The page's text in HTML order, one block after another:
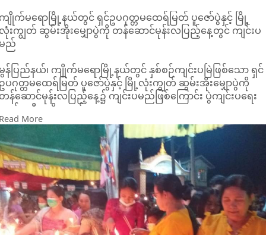
ျိုက်မရောမြို့နယ်တွင် ရှင်ဥပဂုတ္တမထေရ်မြတ် ပူဇော်ပွဲနှင့် မြို့
းကျွတ် ဆွမ်းအိုးမျှောပွဲကို တန်ဆောင်မုန်းလပြည့်နေ့တွင် ကျင်းပ
ည်
န်ပြည်နယ်၊ ကျိုက်မရောမြို့နယ်တွင် နှစ်စဉ်ကျင်းပမြဲဖြစ်သော ရှင်
ပဂုတ္တမထေရ်မြတ် ပူဇော်ပွဲနှင့် မြို့လုံးကျွတ် ဆွမ်းအိုးမျှောပွဲကို
န်ဆောင်မုန်းလပြည့်နေ့၌ ကျင်းပမည်ဖြစ်ကြောင်း ပွဲကျင်းပရေး
ော်မတီမှ သိရသည်။
န်ပြည်နယ်၊ ကျိုက်မရောမြို့၌ နှစ်စဉ်ကျင်းပမြဲဖြစ်သော မြို့
းကျွတ်ဆွမ်းအိုးမျှောပွဲကြီးကို တန်ဆောင်မုန်းလပြည့်နေ့အရုဏ်
တ်ချိန်၌ အတ္တရံမြစ်ကမ်းနားရှိ ရှင်ဥပဂုတ္တမထေရ် မြတ်ကြီး
ျောင်းဆောင်ရှေ့၌ ကျင်းပပြုလုပ်မည်ဖြစ်ကြောင်း သိရသည်။
ဆိုပါ မြို့လုံးကျွတ်ဆွမ်းအိုးမျှောပွဲကို နှစ်စဉ်နှစ်တိုင်း ရိုးရာမပျက်
ည်ကားသိုက်မြိုက်စွာ ကျင်းပခဲ့သည်မှာ ယခုနှစ်တွင် (၄၀)ကြိမ်
ြောက်ရှိပြီး ဖြစ်သည်။
More